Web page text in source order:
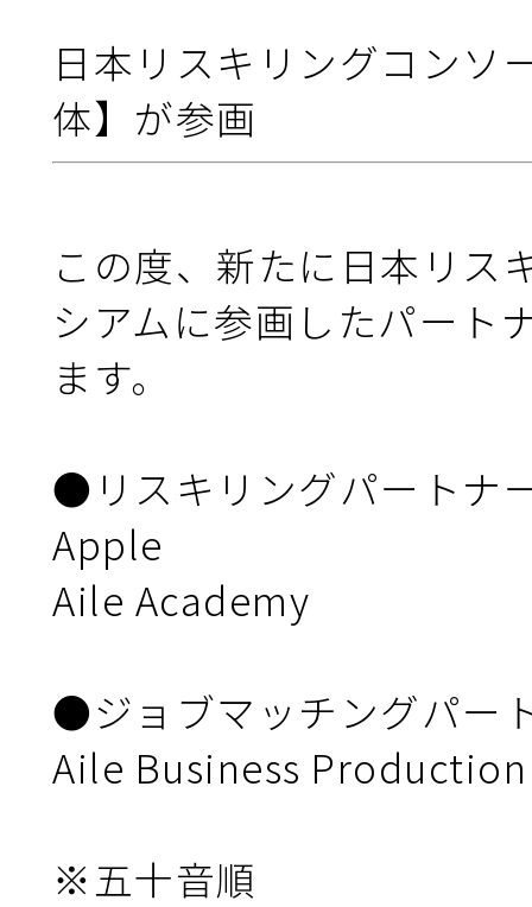
使い方
ニュース＆トピックス
お問合せ
日本リスキリングコンソ
この度、新たに日本リス
シアムに参画したパート
ます。
●リスキリングパートナ
Apple
Aile Academy
●ジョブマッチングパー
Aile Business Production
※五十音順